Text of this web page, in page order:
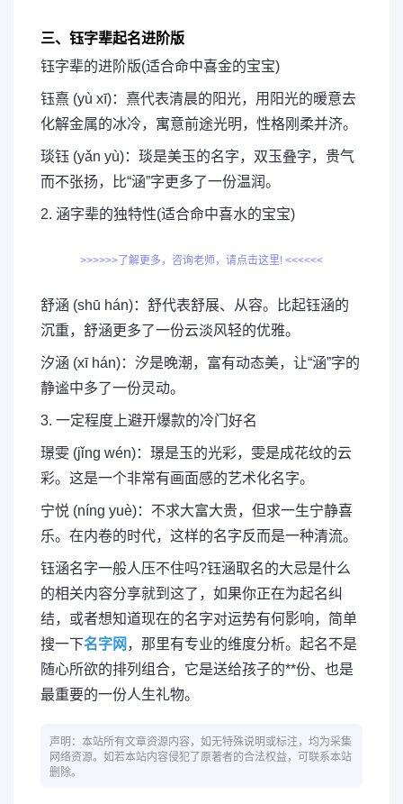
三、钰字辈起名进阶版
钰字辈的进阶版(适合命中喜金的宝宝)
钰熹 (yù xī)：熹代表清晨的阳光，用阳光的暖意去
化解金属的冰冷，寓意前途光明，性格刚柔并济。
琰钰 (yǎn yù)：琰是美玉的名字，双玉叠字，贵气
而不张扬，比“涵”字更多了一份温润。
2. 涵字辈的独特性(适合命中喜水的宝宝)
>>>>>>了解更多，咨询老师，请点击这里! <<<<<<
舒涵 (shū hán)：舒代表舒展、从容。比起钰涵的
沉重，舒涵更多了一份云淡风轻的优雅。
汐涵 (xī hán)：汐是晚潮，富有动态美，让“涵”字的
静谧中多了一份灵动。
3. 一定程度上避开爆款的冷门好名
璟雯 (jǐng wén)：璟是玉的光彩，雯是成花纹的云
彩。这是一个非常有画面感的艺术化名字。
宁悦 (níng yuè)：不求大富大贵，但求一生宁静喜
乐。在内卷的时代，这样的名字反而是一种清流。
钰涵名字一般人压不住吗?钰涵取名的大忌是什么
的相关内容分享就到这了，如果你正在为起名纠
结，或者想知道现在的名字对运势有何影响，简单
搜一下名字网 ，那里有专业的维度分析。起名不是
随心所欲的排列组合，它是送给孩子的**份、也是
最重要的一份人生礼物。
声明：本站所有文章资源内容，如无特殊说明或标注，均为采集
网络资源。如若本站内容侵犯了原著者的合法权益，可联系本站
删除。